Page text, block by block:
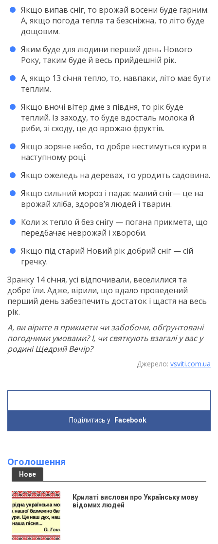
Якщо випав сніг, то врожай восени буде гарним.
А, якщо погода тепла та безсніжна, то літо буде
дощовим.
Яким буде для людини перший день Нового
Року, таким буде й весь прийдешній рік.
А, якщо 13 січня тепло, то, навпаки, літо має бути
теплим.
Якщо вночі вітер дме з півдня, то рік буде
теплий. Із заходу, то буде вдосталь молока й
риби, зі сходу, це до врожаю фруктів.
Якщо зоряне небо, то добре нестимуться кури в
наступному році.
Якщо ожеледь на деревах, то уродить садовина.
Якщо сильний мороз і падає малий сніг— це на
врожай хліба, здоров’я людей і тварин.
Коли ж тепло й без снігу — погана прикмета, що
передбачає неврожай і хвороби.
Якщо під старий Новий рік добрий сніг — сій
гречку.
Зранку 14 січня, усі відпочивали, веселилися та
добре їли. Адже, вірили, що вдало проведений
перший день забезпечить достаток і щастя на весь
рік.
А, ви вірите в прикмети чи забобони, обґрунтовані
погодними умовами? І, чи святкують взагалі у вас у
родині Щедрий Вечір?
Джерело: vsviti.com.ua
Поділитись у Facebook
Оголошення
Нове
Крилаті вислови про Українську мову
відомих людей